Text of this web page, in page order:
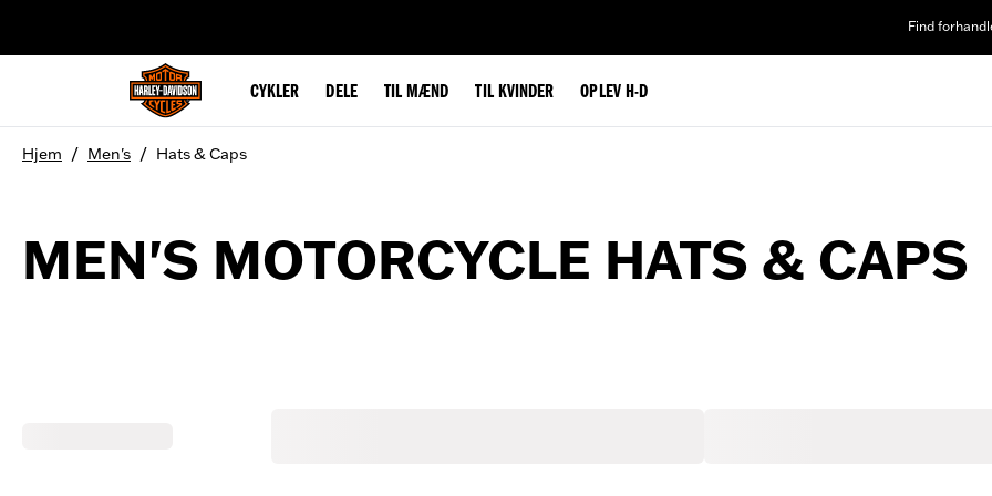
Find
CYKLER DELE TIL MÆND TIL KVINDER OPLEV H-D
Hjem / Men's / Hats & Caps
MEN'S MOTORCYCLE HATS & CAPS